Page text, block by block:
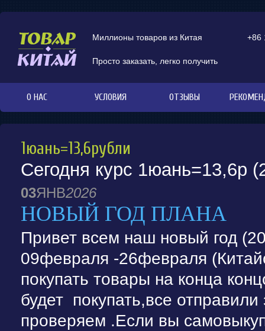
Миллионы товаров из Китая
Просто заказать, легко получить
+86
О НАС УСЛОВИЯ ОТЗЫВЫ
1юань=13,6рубли
Сегодня курс 1юань=13,6р
03ЯНВ2026
НОВЫЙ ГОД ПЛАНА
Привет всем наш новый год
09февраля -26февраля
покупать товары на конца
будет покупать,все
проверяем .Если вы